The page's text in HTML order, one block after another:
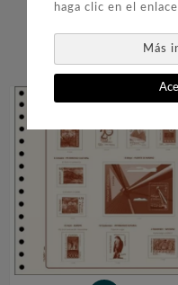
haga clic en el
Más